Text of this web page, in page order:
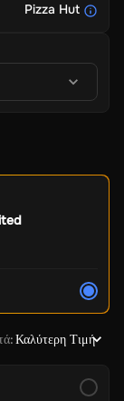
Pizza Hut
:Καλύτερη Τιμή